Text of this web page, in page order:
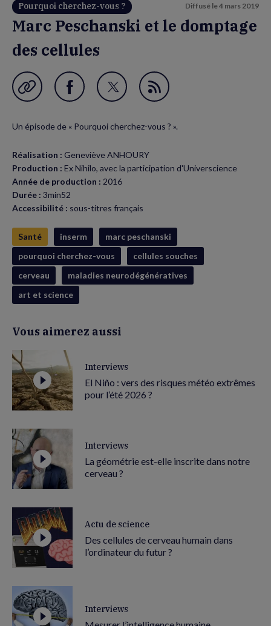
Pourquoi cherchez-vous ? Diffusé le4 mars 2019
Marc Peschanski et le domptage
des cellules
Garder en favori
Partager
Facebook
(nouvelle
fenêtre)
Partager
Twitter
(nouvelle
fenêtre)
Flux
Un épisode de « Pourquoi cherchez-vous ? ».
Réalisation : Geneviève ANHOURY
Production : Ex Nihilo, avec la participation d'Universcience
Année de production : 2016
Durée : 3min52
Accessibilité : sous-titres français
Santé inserm
marc peschanski
pourquoi cherchez-vous
cellules souches
cerveau
maladies neurodégénératives
art et science
Vous aimerez aussi
Interviews
El Niño : vers des risques météo extrêmes
pour l’été 2026 ?
Interviews
La géométrie est-elle inscrite dans notre
cerveau ?
Actu de science
Des cellules de cerveau humain dans
l’ordinateur du futur ?
Interviews